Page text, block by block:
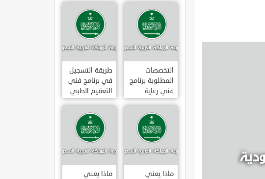
التخصصات
المطلوبة برنامج
فني رعاية
مرضى 3
طريقة التسجيل
في برنامج فني
التعقيم الطبي
ماذا يعني
ماذا يعني